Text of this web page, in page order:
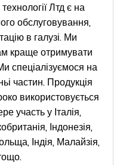
Лтдє на
обслуговування,
в галузі. Ми
краще отримувати
спеціалізуємося на
і частин. Продукція
використовується
участь у Італія,
Індонезія,
Індія, Малайзія,